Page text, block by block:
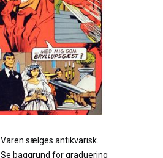
Varen sælges antikvarisk.
Se baggrund for graduering